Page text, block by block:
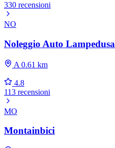
330 recensioni
NO
Noleggio Auto Lampedusa
A 0.61 km
4.8
113 recensioni
MO
Montainbici